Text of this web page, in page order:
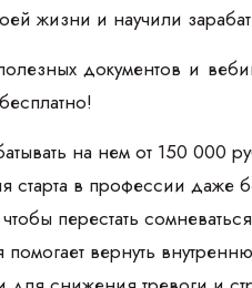
жизни и научили
документов и
на нем от 150 000
старта в профессии даже
перестать
помогает вернуть